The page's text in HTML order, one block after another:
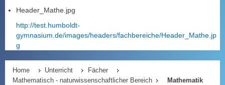
Header_Mathe.jpg
http://test.humboldt-
gymnasium.de/images/headers/fachbereiche/Header_Mathe.jp
g
Home Unterricht
Fächer
Mathematisch - naturwissenschaftlicher Bereich
Mathematik